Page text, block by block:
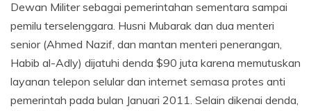
Dewan Militer sebagai pemerintahan sementara sampai
pemilu terselenggara. Husni Mubarak dan dua menteri
senior (Ahmed Nazif, dan mantan menteri penerangan,
Habib al-Adly) dijatuhi denda $90 juta karena memutuskan
layanan telepon selular dan internet semasa protes anti
pemerintah pada bulan Januari 2011. Selain dikenai denda,